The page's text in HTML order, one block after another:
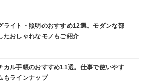
ライト・照明のおすすめ12選。モダンな部
たおしゃれなモノもご紹介
カル手帳のおすすめ11選。仕事で使いやす
もラインナップ